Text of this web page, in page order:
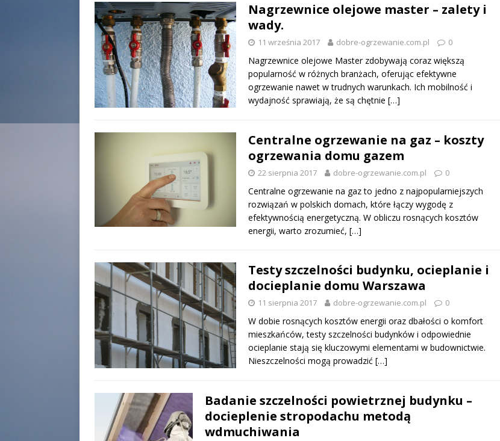
Nagrzewnice olejowe master – zalety i
wady.
11 września 2017 dobre-ogrzewanie.com.pl 0
Nagrzewnice olejowe Master zdobywają coraz większą
popularność w różnych branżach, oferując efektywne
ogrzewanie nawet w trudnych warunkach. Ich mobilność i
wydajność sprawiają, że są chętnie […]
Centralne ogrzewanie na gaz – koszty
ogrzewania domu gazem
22 sierpnia 2017 dobre-ogrzewanie.com.pl 0
Centralne ogrzewanie na gaz to jedno z najpopularniejszych
rozwiązań w polskich domach, które łączy wygodę z
efektywnością energetyczną. W obliczu rosnących kosztów
energii, warto zrozumieć, […]
Testy szczelności budynku, ocieplanie i
docieplanie domu Warszawa
11 sierpnia 2017 dobre-ogrzewanie.com.pl 0
W dobie rosnących kosztów energii oraz dbałości o komfort
mieszkańców, testy szczelności budynków i odpowiednie
ocieplanie stają się kluczowymi elementami w budownictwie.
Nieszczelności mogą prowadzić […]
Badanie szczelności powietrznej budynku –
docieplenie stropodachu metodą
wdmuchiwania